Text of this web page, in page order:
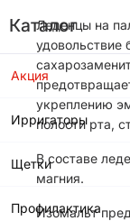
Каталог
Акция
Ирригаторы
Щетки
Профилактика
Леденцы на
удовольствие
укреплению
полости рта,
В составе
магния.
Изомальт